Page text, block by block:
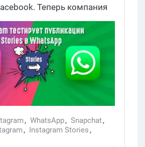
Теперь компания
такое же с
, WhatsApp, Snapchat,
, Instagram Stories,